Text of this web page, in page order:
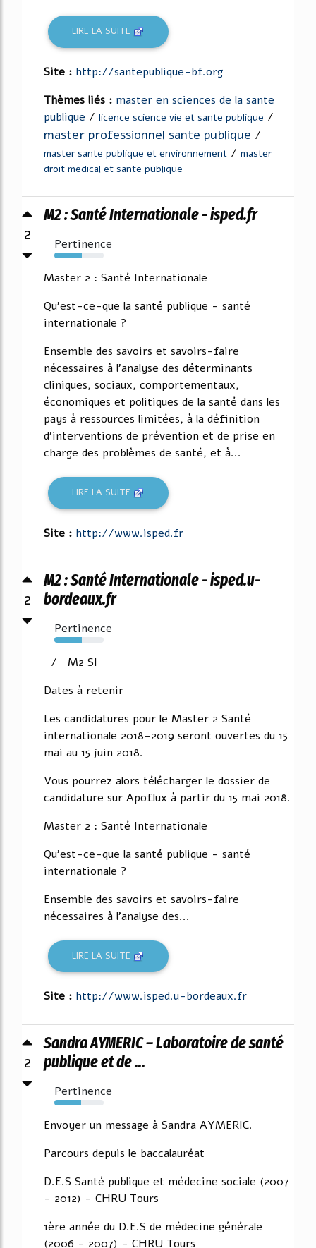
LIRE LA SUITE
Site : http://santepublique-bf.org
Thèmes liés : master en sciences de la sante
publique / licence science vie et sante publique /
master professionnel sante publique /
master sante publique et environnement / master
droit medical et sante publique
2
M2 : Santé Internationale - isped.fr
Pertinence
56%
Master 2 : Santé Internationale
Qu'est-ce-que la santé publique - santé
internationale ?
Ensemble des savoirs et savoirs-faire
nécessaires à l'analyse des déterminants
cliniques, sociaux, comportementaux,
économiques et politiques de la santé dans les
pays à ressources limitées, à la définition
d'interventions de prévention et de prise en
charge des problèmes de santé, et à...
LIRE LA SUITE
Site : http://www.isped.fr
2
M2 : Santé Internationale - isped.u-
bordeaux.fr
Pertinence
55%
/ M2 SI
Dates à retenir
Les candidatures pour le Master 2 Santé
internationale 2018-2019 seront ouvertes du 15
mai au 15 juin 2018.
Vous pourrez alors télécharger le dossier de
candidature sur Apoflux à partir du 15 mai 2018.
Master 2 : Santé Internationale
Qu'est-ce-que la santé publique - santé
internationale ?
Ensemble des savoirs et savoirs-faire
nécessaires à l'analyse des...
LIRE LA SUITE
Site : http://www.isped.u-bordeaux.fr
2
Sandra AYMERIC – Laboratoire de santé
publique et de ...
Pertinence
54%
Envoyer un message à Sandra AYMERIC.
Parcours depuis le baccalauréat
D.E.S Santé publique et médecine sociale (2007
- 2012) - CHRU Tours
1ère année du D.E.S de médecine générale
(2006 - 2007) - CHRU Tours